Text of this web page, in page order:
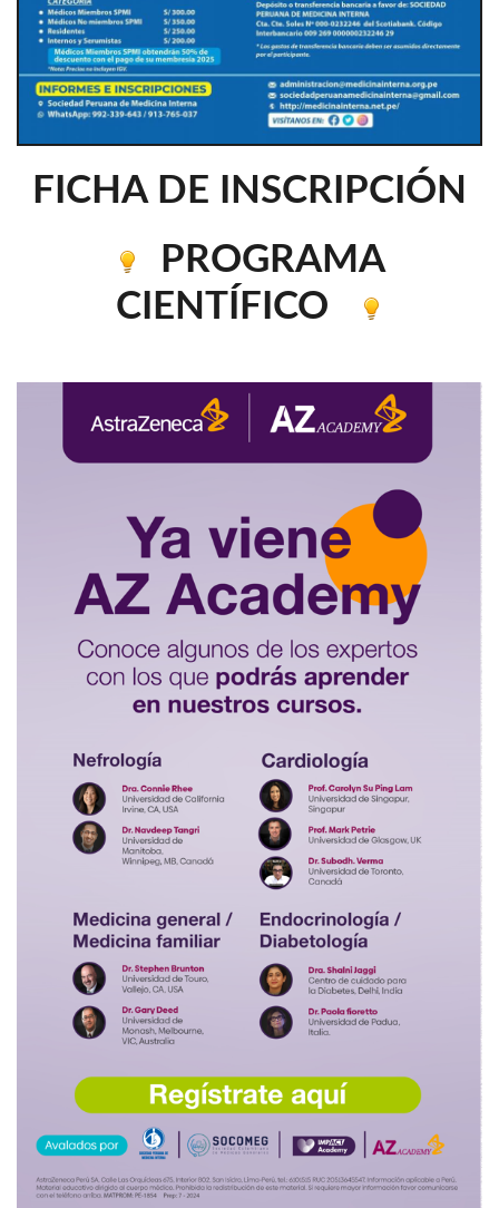
FICHA DE INSCRIPCIÓN
PROGRAMA
CIENTÍFICO